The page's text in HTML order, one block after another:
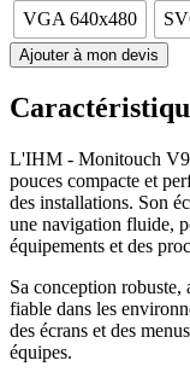
VGA 640x480
Ajouter à mon devis
L'IHM - Monitouch
pouces compacte et
des installations. Son
une navigation fluide,
équipements et des
Sa conception
fiable dans les
des écrans et des
équipes.